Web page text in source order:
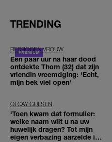
TRENDING
BEDROGEN VROUW
Een paar uur na haar dood
ontdekte Thom (32) dat zijn
vriendin vreemdging: 'Echt,
mijn bek viel open'
OLCAY GULSEN
'Toen kwam dat formulier:
welke naam wilt u na uw
huwelijk dragen? Tot mijn
eigen verbazing aarzelde ik